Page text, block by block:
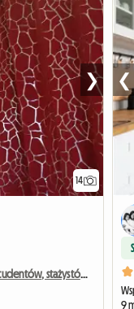
14
❯
Umeblowane studio w Bastylii dla studentów, stażystów i podróżujących służbowo.
❮
9